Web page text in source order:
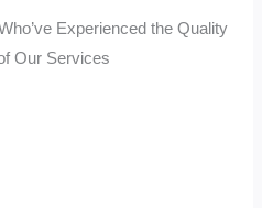
Experienced the Quality
Our Services